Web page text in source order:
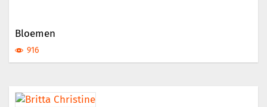
Bloemen
916